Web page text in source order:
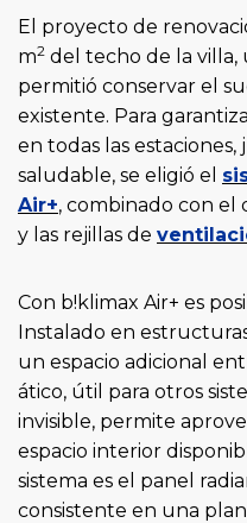
El proyecto de
m2 del techo de la
permitió conservar el
existente. Para
en todas las
saludable, se eligió el
Air+, combinado con el
y las rejillas de
Con b!klimax Air+ es
Instalado en
un espacio adicional
ático, útil para otros
invisible, permite
espacio interior
sistema es el panel
consistente en una